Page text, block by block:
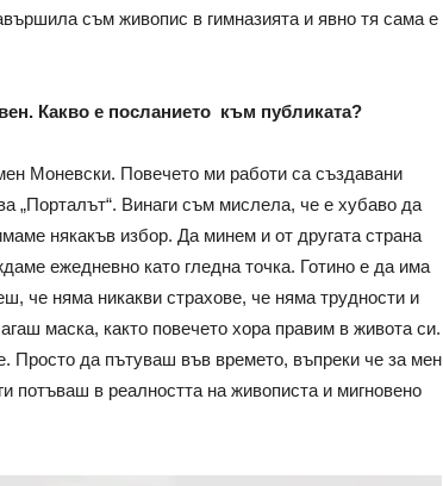
съм живопис в гимназията и явно тя сама е
Какво е посланието към публиката?
Моневски. Повечето ми работи са създавани
„Порталът“. Винаги съм мислела, че е хубаво да
някакъв избор. Да минем и от другата страна
ежедневно като гледна точка. Готино е да има
че няма никакви страхове, че няма трудности и
маска, както повечето хора правим в живота си.
Просто да пътуваш във времето, въпреки че за мен
потъваш в реалността на живописта и мигновено